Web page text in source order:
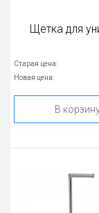
Щетка для
Старая цена:
Новая цена:
В